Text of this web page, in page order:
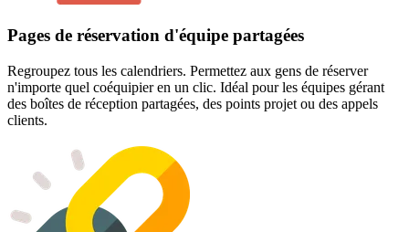
Pages de réservation d'équipe partagées
Regroupez tous les calendriers. Permettez aux gens de réserver
n'importe quel coéquipier en un clic. Idéal pour les équipes gérant
des boîtes de réception partagées, des points projet ou des appels
clients.